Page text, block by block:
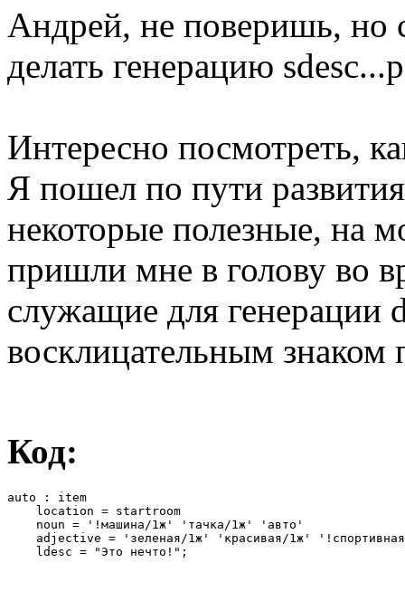
Андрей, не поверишь, но
делать генерацию
Интересно посмотреть,
Я пошел по пути
некоторые полезные, на
пришли мне в голову во
служащие для генерации
восклицательным
Код:
auto : item
    location = startroom
    noun = '!машина/1ж' 'тачка/1ж' 'авто'
adjective = 'зеленая/1ж' 'красивая/1ж'
    ldesc = "Это нечто!";